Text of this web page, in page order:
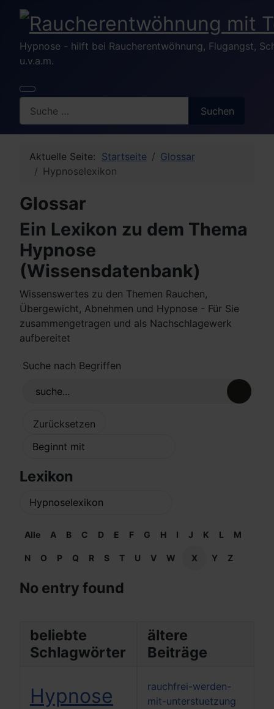
Hypnose - hilft bei Raucherentwöhnung, Flugangst,
u.v.a.m.
Suchen
Aktuelle Seite: Startseite
Glossar
Hypnoselexikon
Glossar
Ein Lexikon zu dem Thema
Hypnose
(Wissensdatenbank)
Wissenswertes zu den Themen Rauchen,
Übergewicht, Abnehmen und Hypnose - Für Sie
zusammengetragen und als Nachschlagewerk
aufbereitet
Suche nach Begriffen
Lexikon
Alle A B C D E F G H I J K L M
N O P Q R S T U V W X Y Z
No entry found
beliebte
Schlagwörter
Hypnose
ältere
Beiträge
rauchfrei-werden-
mit-unterstuetzung